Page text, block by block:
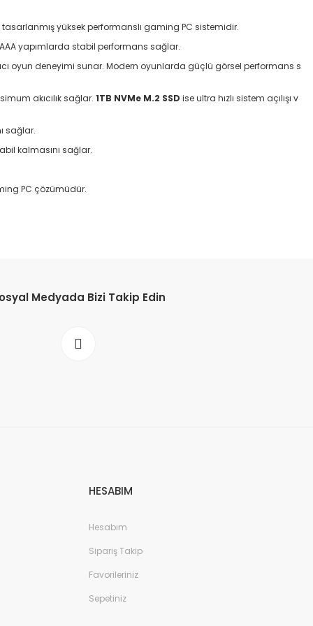
yüksek performanslı gaming PC sistemidir.
yapımlarda stabil performans sağlar.
oyun deneyimi sunar. Modern oyunlarda güçlü görsel performans s
akıcılık sağlar. 1TB NVMe M.2 SSD ise ultra hızlı sistem açılışı v
sağlar.
kalmasını sağlar.
PC çözümüdür.
Medyada Bizi Takip Edin
HESABIM
Hesabım
Sipariş Takip
Favorileriniz
Sepetiniz